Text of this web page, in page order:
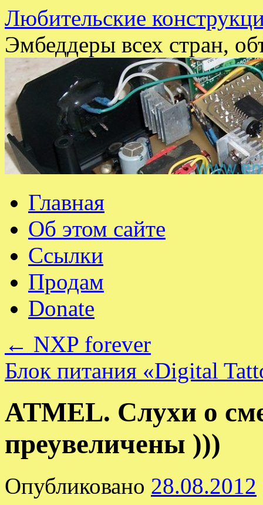
Любительские
Эмбеддеры всех стран,
Перейти
содержимому
Главная
Об этом сайте
Ссылки
Продам
Donate
← NXP forever
Блок питания «Digital
ATMEL. Слухи о
преувеличены )))
Опубликовано 28.08.2012